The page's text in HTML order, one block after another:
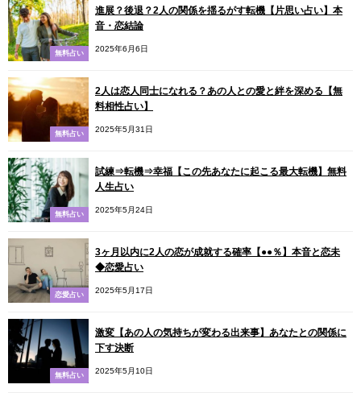
無料占い
進展？後退？2人の関係を揺るがす転機【片思い占い】本
音・恋結論
2025年6月6日
無料占い
2人は恋人同士になれる？あの人との愛と絆を深める【無
料相性占い】
2025年5月31日
無料占い
試練⇒転機⇒幸福【この先あなたに起こる最大転機】無料
人生占い
2025年5月24日
恋愛占い
3ヶ月以内に2人の恋が成就する確率【●●％】本音と恋未
◆恋愛占い
2025年5月17日
無料占い
激変【あの人の気持ちが変わる出来事】あなたとの関係に
下す決断
2025年5月10日